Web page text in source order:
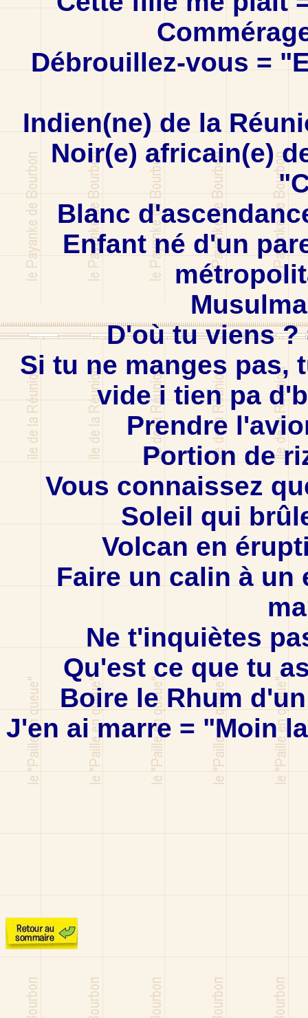
Débrouillez-vous =
Indien(ne) de la
Noir(e) africain(e)
Blanc
Enfant né d'un
D'où tu viens
Si tu ne manges pas,
vide i tien pa
Prendre
Portion de
Vous connaissez
Soleil qui
Volcan en
Faire un calin à un
Ne t'inquiètes
Qu'est ce que tu
Boire le Rhum
J'en ai marre = "Moin